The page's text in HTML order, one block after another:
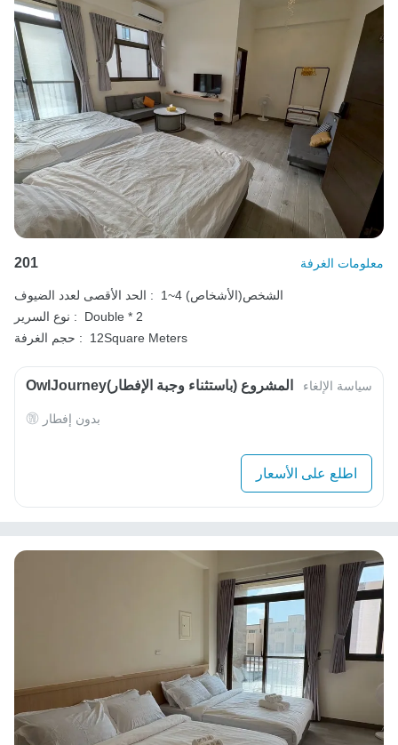
201 معلومات الغرفة
الحد الأقصى لعدد الضيوف :
1~4 الشخص(الأشخاص)
نوع السرير :
Double * 2
حجم الغرفة :
12Square Meters
OwlJourneyالمشروع (باستثناء وجبة الإفطار) سياسة الإلغاء
بدون إفطار
اطلع على الأسعار